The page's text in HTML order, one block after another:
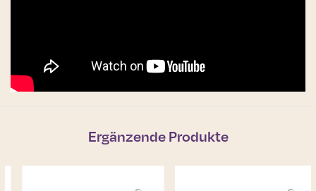
Ergänzende Produkte